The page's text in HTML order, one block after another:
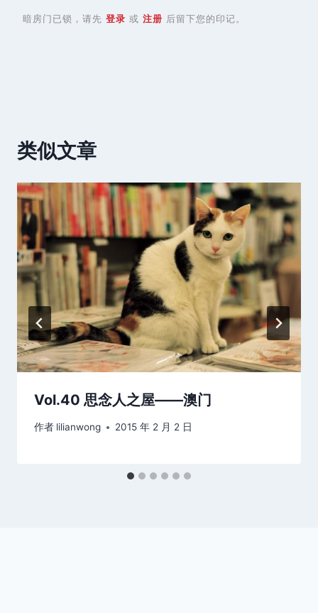
暗房门已锁，请先 登录 或 注册 后留下您的印记。
类似文章
Vol.40 思念人之屋——澳门
作者 lilianwong 2015 年 2 月 2 日